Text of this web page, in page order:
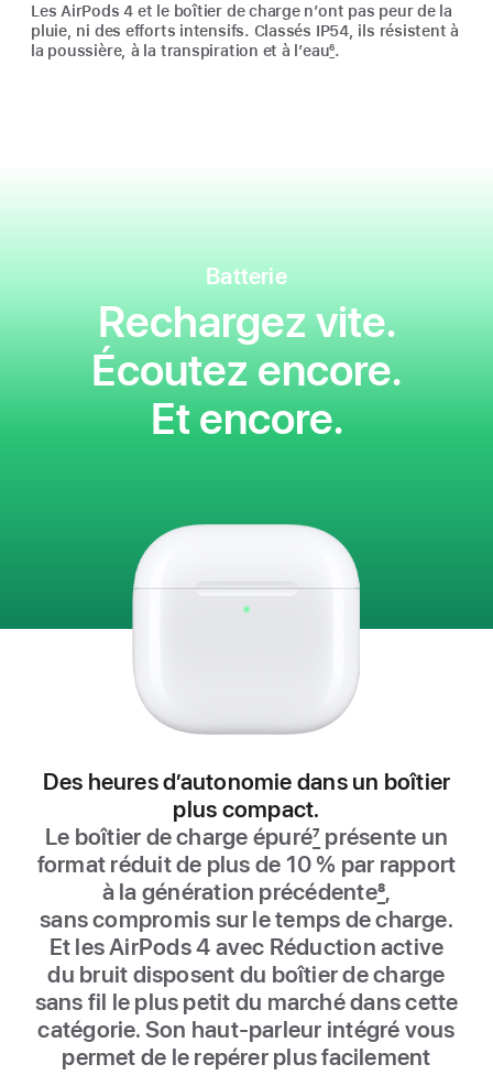
Les AirPods 4 et le boîtier de charge n’ont pas peur de la
pluie, ni des efforts intensifs. Classés IP54, ils résistent à
la poussière, à la transpiration et à l’eau6.
Batterie
Rechargez vite.
Écoutez encore.
Et encore.
Des heures d’autonomie dans un boîtier
plus compact.
Le boîtier de charge épuré7 présente un
format réduit de plus de 10 % par rapport
à la génération précédente8,
sans compromis sur le temps de charge.
Et les AirPods 4 avec Réduction active
du bruit disposent du boîtier de charge
sans fil le plus petit du marché dans cette
catégorie. Son haut-parleur intégré vous
permet de le repérer plus facilement